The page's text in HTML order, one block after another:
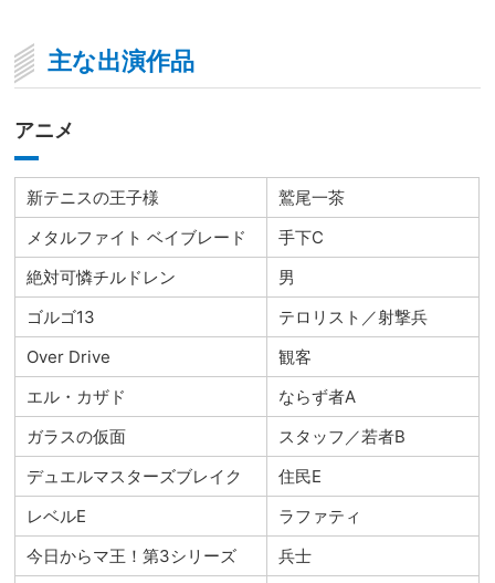
主な出演作品
アニメ
新テニスの王子様
鷲尾一茶
メタルファイト ベイブレード
手下C
絶対可憐チルドレン
男
ゴルゴ13
テロリスト／射撃兵
Over Drive
観客
エル・カザド
ならず者A
ガラスの仮面
スタッフ／若者B
デュエルマスターズブレイク
住民E
レベルE
ラファティ
今日からマ王！第3シリーズ
兵士